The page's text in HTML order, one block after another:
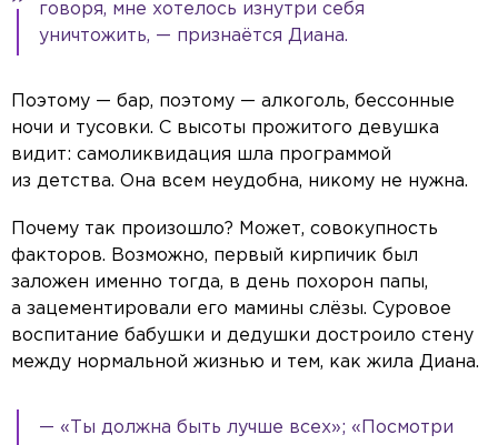
говоря, мне хотелось изнутри себя
уничтожить, — признаётся Диана.
Поэтому — бар, поэтому — алкоголь, бессонные
ночи и тусовки. С высоты прожитого девушка
видит: самоликвидация шла программой
из детства. Она всем неудобна, никому не нужна.
Почему так произошло? Может, совокупность
факторов. Возможно, первый кирпичик был
заложен именно тогда, в день похорон папы,
а зацементировали его мамины слёзы. Суровое
воспитание бабушки и дедушки достроило стену
между нормальной жизнью и тем, как жила Диана.
— «Ты должна быть лучше всех»; «Посмотри